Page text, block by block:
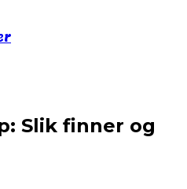
Slik finner og